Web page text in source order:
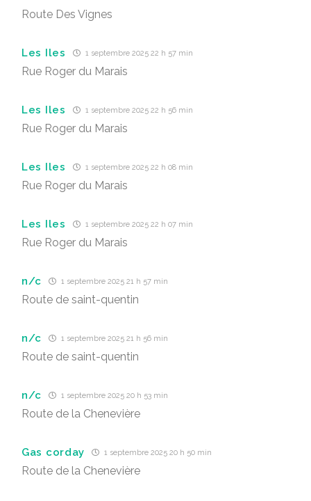
Route Des Vignes
Les Iles 1 septembre 2025 22 h 57 min
Rue Roger du Marais
Les Iles 1 septembre 2025 22 h 56 min
Rue Roger du Marais
Les Iles 1 septembre 2025 22 h 08 min
Rue Roger du Marais
Les Iles 1 septembre 2025 22 h 07 min
Rue Roger du Marais
n/c 1 septembre 2025 21 h 57 min
Route de saint-quentin
n/c 1 septembre 2025 21 h 56 min
Route de saint-quentin
n/c 1 septembre 2025 20 h 53 min
Route de la Chenevière
Gas corday 1 septembre 2025 20 h 50 min
Route de la Chenevière